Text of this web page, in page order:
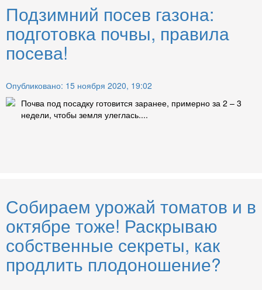
Подзимний посев газона:
подготовка почвы, правила
посева!
Опубликовано: 15 ноября 2020, 19:02
Почва под посадку готовится заранее, примерно за 2 – 3
недели, чтобы земля улеглась....
Собираем урожай томатов и в
октябре тоже! Раскрываю
собственные секреты, как
продлить плодоношение?